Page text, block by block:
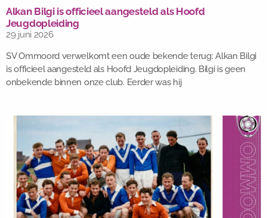
Alkan Bilgi is officieel aangesteld als Hoofd
Jeugdopleiding
29 juni 2026
SV Ommoord verwelkomt een oude bekende terug: Alkan Bilgi
is officieel aangesteld als Hoofd Jeugdopleiding. Bilgi is geen
onbekende binnen onze club. Eerder was hij